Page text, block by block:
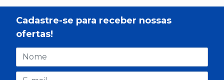
Cadastre-se para receber nossas
ofertas!